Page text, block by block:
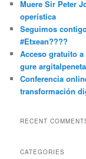
Muere Sir Peter
operística
Seguimos
#Etxean????
Acceso gratuito
gure
Conferencia
transformación
RECENT
CATEGORIES